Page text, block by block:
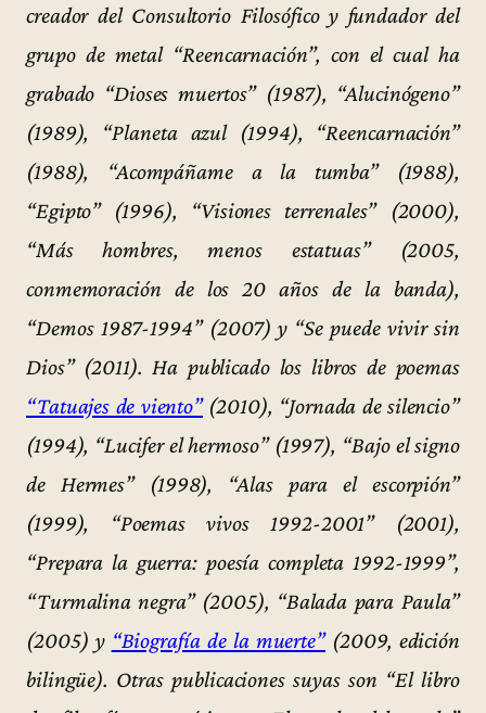
creador del Consultorio Filosófico y fundador del
grupo de metal “Reencarnación”, con el cual ha
grabado “Dioses muertos” (1987), “Alucinógeno”
(1989), “Planeta azul (1994), “Reencarnación”
(1988), “Acompáñame a la tumba” (1988),
“Egipto” (1996), “Visiones terrenales” (2000),
“Más hombres, menos estatuas” (2005,
conmemoración de los 20 años de la banda),
“Demos 1987-1994” (2007) y “Se puede vivir sin
Dios” (2011). Ha publicado los libros de poemas
“Tatuajes de viento”(2010), “Jornada de silencio”
(1994), “Lucifer el hermoso” (1997), “Bajo el signo
de Hermes” (1998), “Alas para el escorpión”
(1999), “Poemas vivos 1992-2001” (2001),
“Prepara la guerra: poesía completa 1992-1999”,
“Turmalina negra” (2005), “Balada para Paula”
(2005) y “Biografía de la muerte”(2009, edición
bilingüe). Otras publicaciones suyas son “El libro